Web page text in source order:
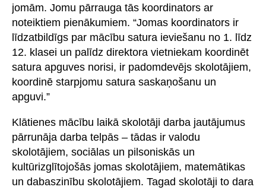
jomām. Jomu pārrauga tās koordinators ar
noteiktiem pienākumiem. “Jomas koordinators ir
līdzatbildīgs par mācību satura ieviešanu no 1. līdz
12. klasei un palīdz direktora vietniekam koordinēt
satura apguves norisi, ir padomdevējs skolotājiem,
koordinē starpjomu satura saskaņošanu un
apguvi.”
Klātienes mācību laikā skolotāji darba jautājumus
pārrunāja darba telpās – tādas ir valodu
skolotājiem, sociālas un pilsoniskās un
kultūrizglītojošās jomas skolotājiem, matemātikas
un dabaszinību skolotājiem. Tagad skolotāji to dara